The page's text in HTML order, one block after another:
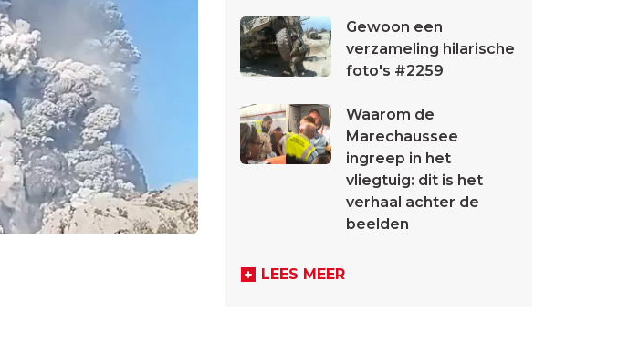
Gewoon een
verzameling hilarische
foto's #2259
Waarom de
Marechaussee
ingreep in het
vliegtuig: dit is het
verhaal achter de
beelden
LEES MEER